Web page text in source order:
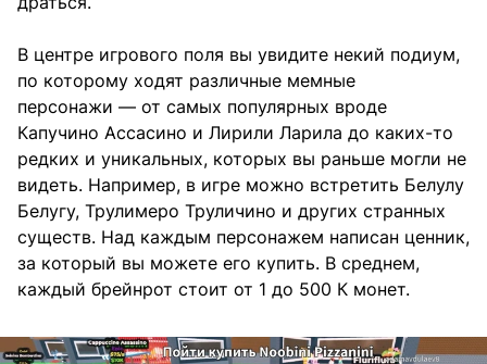
В центре игрового поля вы увидите некий подиум,
по которому ходят различные мемные
персонажи — от самых популярных вроде
Капучино Ассасино и Лирили Ларила до каких-то
редких и уникальных, которых вы раньше могли не
видеть. Например, в игре можно встретить Белулу
Белугу, Трулимеро Труличино и других странных
существ. Над каждым персонажем написан ценник,
за который вы можете его купить. В среднем,
каждый брейнрот стоит от 1 до 500 К монет.